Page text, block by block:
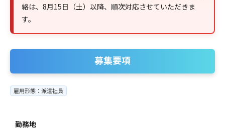
絡は、8月15日（土）以降、順次対応させていただきま
す。
募集要項
雇用形態：派遣社員
勤務地